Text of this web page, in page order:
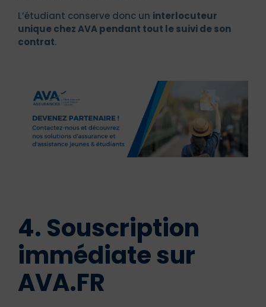
L’étudiant conserve donc un interlocuteur
unique chez AVA pendant tout le suivi de son
contrat.
4. Souscription
immédiate sur
AVA.FR